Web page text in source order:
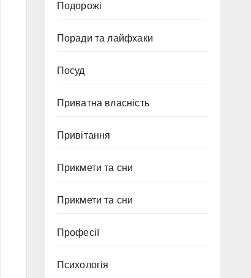
Подорожі
Поради та лайфхаки
Посуд
Приватна власність
Привітання
Прикмети та сни
Прикмети та сни
Професії
Психологія